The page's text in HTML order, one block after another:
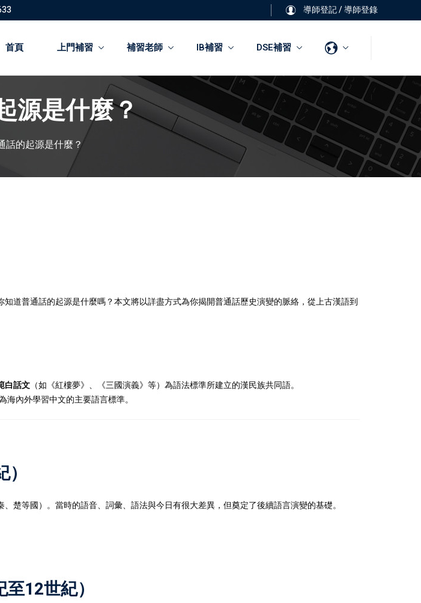
導師登記/導師登錄
首頁 上門補習 補習老師 IB補習 DSE補習
源是什麼？
話的起源是什麼？
道普通話的起源是什麼嗎？本文將以詳盡方式為你揭開普通話歷史演變的脈絡，從上古漢語到
白話文 （如《紅樓夢》、《三國演義》等）為語法標準所建立的漢民族共同語。
內外學習中文的主要語言標準。
楚等國）。當時的語音、詞彙、語法與今日有很大差異，但奠定了後續語言演變的基礎。
12世紀）
註冊
登錄
有帳號?註冊